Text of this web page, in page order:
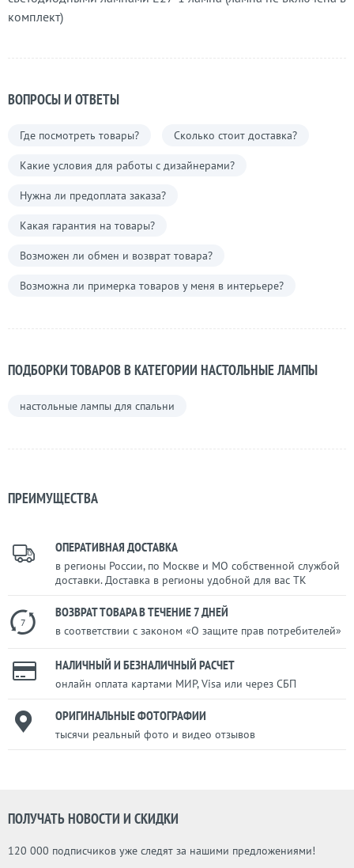
комплект)
ВОПРОСЫ И ОТВЕТЫ
Где посмотреть товары? Сколько стоит доставка?
Какие условия для работы с дизайнерами?
Нужна ли предоплата заказа?
Какая гарантия на товары?
Возможен ли обмен и возврат товара?
Возможна ли примерка товаров у меня в интерьере?
ПОДБОРКИ ТОВАРОВ В КАТЕГОРИИ НАСТОЛЬНЫЕ ЛАМПЫ
настольные лампы для спальни
ПРЕИМУЩЕСТВА
ОПЕРАТИВНАЯ ДОСТАВКА
в регионы России, по Москве и МО собственной службой
доставки. Доставка в регионы удобной для вас ТК
7
ВОЗВРАТ ТОВАРА В ТЕЧЕНИЕ 7 ДНЕЙ
в соответствии с законом «О защите прав потребителей»
НАЛИЧНЫЙ И БЕЗНАЛИЧНЫЙ РАСЧЕТ
онлайн оплата картами МИР, Visa или через СБП
ОРИГИНАЛЬНЫЕ ФОТОГРАФИИ
тысячи реальный фото и видео отзывов
ПОЛУЧАТЬ НОВОСТИ И СКИДКИ
120 000 подписчиков уже следят за нашими предложениями!